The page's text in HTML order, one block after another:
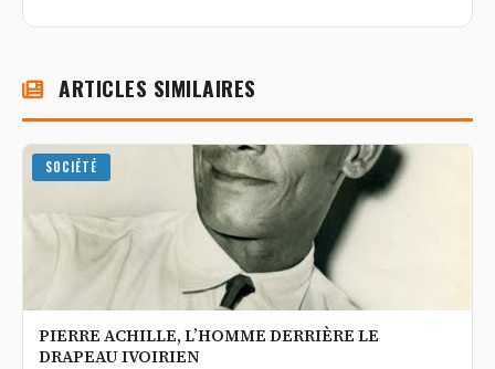
ARTICLES SIMILAIRES
SOCIÉTÉ
PIERRE ACHILLE, L’HOMME DERRIÈRE LE
DRAPEAU IVOIRIEN